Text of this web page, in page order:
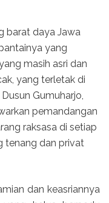
barat daya Jawa
yang
masih asri dan
yang terletak di
Gumuharjo,
pemandangan
raksasa di setiap
tenang dan privat
dan keasriannya